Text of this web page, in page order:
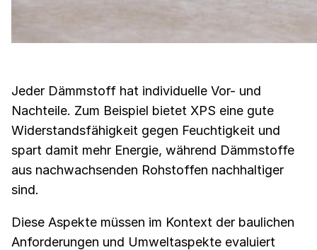
Jeder Dämmstoff hat individuelle Vor- und
Nachteile. Zum Beispiel bietet XPS eine gute
Widerstandsfähigkeit gegen Feuchtigkeit und
spart damit mehr Energie, während Dämmstoffe
aus nachwachsenden Rohstoffen nachhaltiger
sind.
Diese Aspekte müssen im Kontext der baulichen
Anforderungen und Umweltaspekte evaluiert